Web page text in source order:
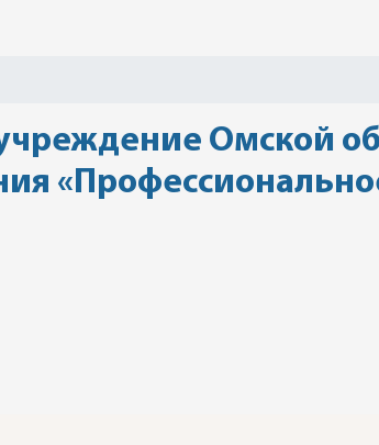
Омской